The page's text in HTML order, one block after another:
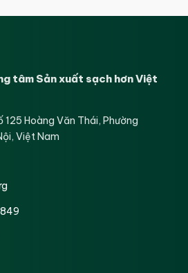
tâm Sản xuất sạch hơn Việt
125 Hoàng Văn Thái, Phường
Việt Nam